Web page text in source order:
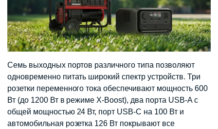
Семь выходных портов различного типа позволяют
одновременно питать широкий спектр устройств. Три
розетки переменного тока обеспечивают мощность 600
Вт (до 1200 Вт в режиме X-Boost), два порта USB-A с
общей мощностью 24 Вт, порт USB-C на 100 Вт и
автомобильная розетка 126 Вт покрывают все